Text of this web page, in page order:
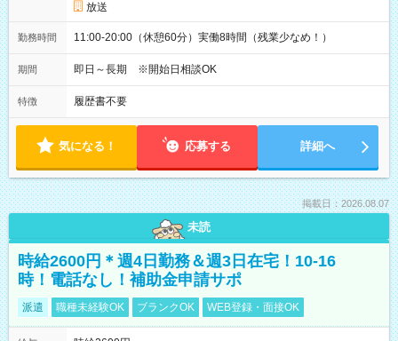
放送
勤務時間 11:00-20:00（休憩60分）実働8時間（残業少なめ！）
期間 即日～長期 ※開始日相談OK
特徴 履歴書不要
気になる！ 応募する 詳細へ
掲載日：2026.08.07
未読
時給2600円＊週4日勤務＆週3日在宅！10-16
時！電話なし！補助金申請サポ
派遣 職種未経験OK ブランクOK WEB登録・面接OK